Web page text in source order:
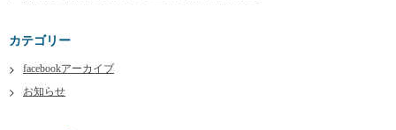
カテゴリー
facebookアーカイブ
お知らせ